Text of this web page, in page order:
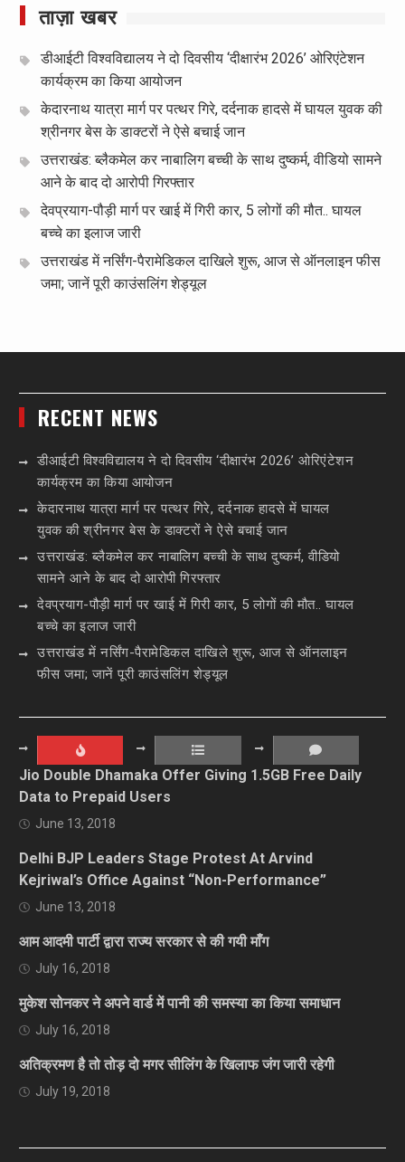
ताज़ा खबर
डीआईटी विश्वविद्यालय ने दो दिवसीय ‘दीक्षारंभ 2026’ ओरिएंटेशन
कार्यक्रम का किया आयोजन
केदारनाथ यात्रा मार्ग पर पत्थर गिरे, दर्दनाक हादसे में घायल युवक की
श्रीनगर बेस के डाक्टरों ने ऐसे बचाई जान
उत्तराखंड: ब्लैकमेल कर नाबालिग बच्ची के साथ दुष्कर्म, वीडियो सामने
आने के बाद दो आरोपी गिरफ्तार
देवप्रयाग-पौड़ी मार्ग पर खाई में गिरी कार, 5 लोगों की मौत.. घायल
बच्चे का इलाज जारी
उत्तराखंड में नर्सिंग-पैरामेडिकल दाखिले शुरू, आज से ऑनलाइन फीस
जमा; जानें पूरी काउंसलिंग शेड्यूल
RECENT NEWS
डीआईटी विश्वविद्यालय ने दो दिवसीय ‘दीक्षारंभ 2026’ ओरिएंटेशन
कार्यक्रम का किया आयोजन
केदारनाथ यात्रा मार्ग पर पत्थर गिरे, दर्दनाक हादसे में घायल
युवक की श्रीनगर बेस के डाक्टरों ने ऐसे बचाई जान
उत्तराखंड: ब्लैकमेल कर नाबालिग बच्ची के साथ दुष्कर्म, वीडियो
सामने आने के बाद दो आरोपी गिरफ्तार
देवप्रयाग-पौड़ी मार्ग पर खाई में गिरी कार, 5 लोगों की मौत.. घायल
बच्चे का इलाज जारी
उत्तराखंड में नर्सिंग-पैरामेडिकल दाखिले शुरू, आज से ऑनलाइन
फीस जमा; जानें पूरी काउंसलिंग शेड्यूल
Jio Double Dhamaka Offer Giving 1.5GB Free Daily
Data to Prepaid Users
June 13, 2018
Delhi BJP Leaders Stage Protest At Arvind
Kejriwal’s Office Against “Non-Performance”
June 13, 2018
आम आदमी पार्टी द्वारा राज्य सरकार से की गयी माँग
July 16, 2018
मुकेश सोनकर ने अपने वार्ड में पानी की समस्या का किया समाधान
July 16, 2018
अतिक्रमण है तो तोड़ दो मगर सीलिंग के खिलाफ जंग जारी रहेगी
July 19, 2018